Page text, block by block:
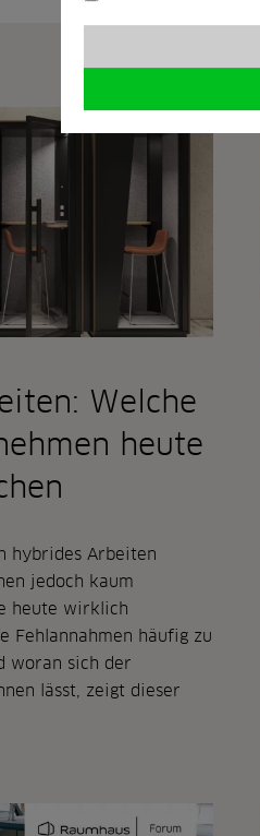
Welche
heute
hybrides Arbeiten
jedoch kaum
heute wirklich
Fehlannahmen häufig zu
woran sich der
lässt, zeigt dieser